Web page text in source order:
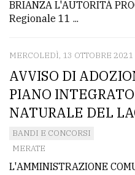
BRIANZA L'AUTORITÀ
Regionale 11 ...
MERCOLEDÌ, 13 OTTOBRE
AVVISO DI
PIANO
NATURALE DEL
BANDI E CONCORSI
MERATE
L'AMMINISTRAZIONE